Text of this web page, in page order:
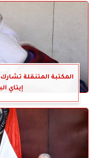
المكتبة المتنقلة
إيتاي